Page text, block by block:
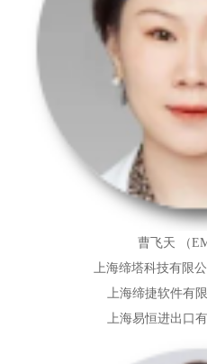
曹飞天 （
上海缔塔科技有限
上海缔捷软件有
上海易恒进出口